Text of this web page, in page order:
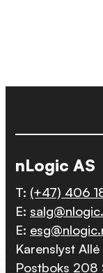
nLogic AS
T: (+47) 406
E:
E:
Karenslyst
Postboks 208